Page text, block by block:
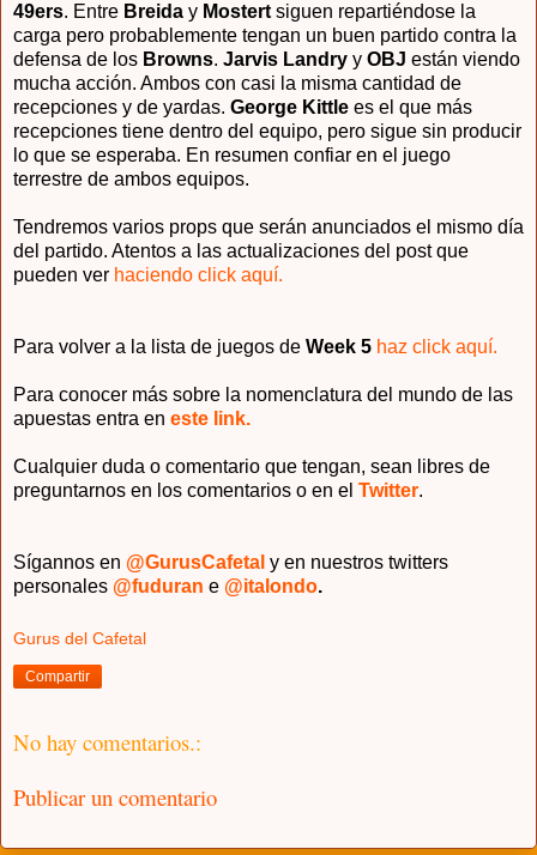
49ers. Entre Breida y Mostert siguen repartiéndose la
carga pero probablemente tengan un buen partido contra la
defensa de los Browns. Jarvis Landry y OBJ están viendo
mucha acción. Ambos con casi la misma cantidad de
recepciones y de yardas. George Kittle es el que más
recepciones tiene dentro del equipo, pero sigue sin producir
lo que se esperaba. En resumen confiar en el juego
terrestre de ambos equipos.
Tendremos varios props que serán anunciados el mismo día
del partido. Atentos a las actualizaciones del post que
pueden ver haciendo click aquí.
Para volver a la lista de juegos de Week 5 haz click aquí.
Para conocer más sobre la nomenclatura del mundo de las
apuestas entra en este link.
Cualquier duda o comentario que tengan, sean libres de
preguntarnos en los comentarios o en el Twitter.
Sígannos en @GurusCafetal y en nuestros twitters
personales @fuduran e @italondo.
Gurus del Cafetal
Compartir
No hay comentarios.:
Publicar un comentario